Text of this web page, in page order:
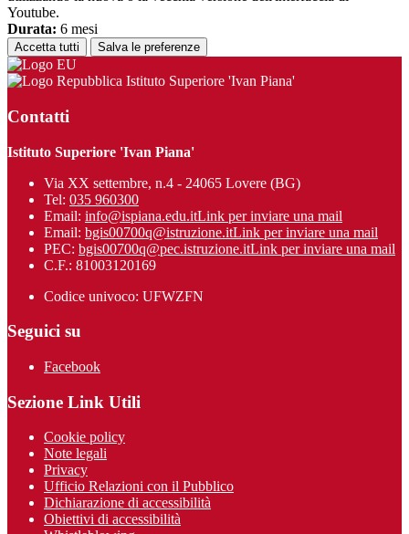
Youtube.
Durata: 6 mesi
Accetta tutti Salva le preferenze
Istituto Superiore 'Ivan Piana'
Contatti
Istituto Superiore 'Ivan Piana'
Via XX settembre, n.4 - 24065 Lovere (BG)
Tel: 035 960300
Email: info@ispiana.edu.itLink per inviare una mail
Email: bgis00700q@istruzione.itLink per inviare una mail
PEC: bgis00700q@pec.istruzione.itLink per inviare una mail
C.F.: 81003120169
Codice univoco: UFWZFN
Seguici su
Facebook
Sezione Link Utili
Cookie policy
Note legali
Privacy
Ufficio Relazioni con il Pubblico
Dichiarazione di accessibilità
Obiettivi di accessibilità